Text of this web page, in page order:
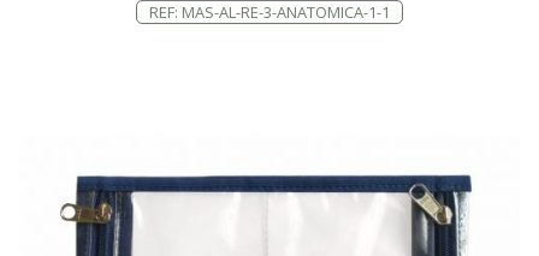
REF: MAS-AL-RE-3-ANATOMICA-1-1